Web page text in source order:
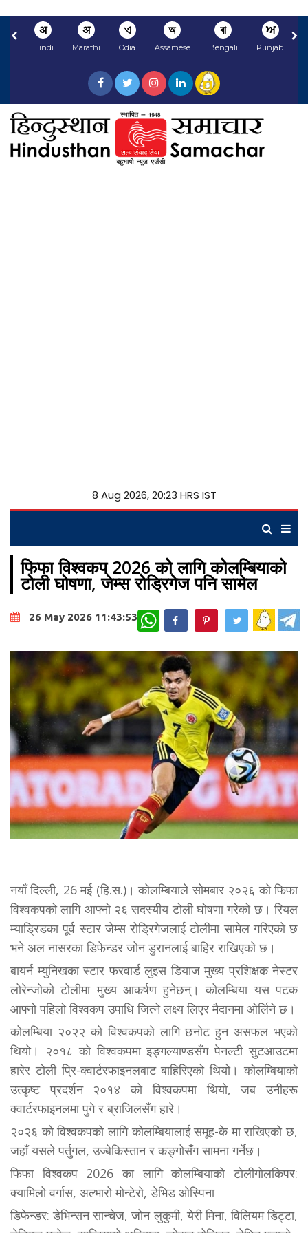
अ
Hindi
अ
Marathi
ଏ
Odia
অ
Assamese
বা
Bengali
ਅ
Punjabi
8 Aug 2026, 20:23 HRS IST
फिफा विश्वकप 2026 को लागि कोलम्बियाको
टोली घोषणा, जेम्स रोड्रिगेज पनि सामेल
26 May 2026 11:43:53 WhatsApp
नयाँ दिल्ली, 26 मई (हि.स.)। कोलम्बियाले सोमबार २०२६ को फिफा
विश्वकपको लागि आफ्नो २६ सदस्यीय टोली घोषणा गरेको छ। रियल
म्याड्रिडका पूर्व स्टार जेम्स रोड्रिगेजलाई टोलीमा सामेल गरिएको छ
भने अल नासरका डिफेन्डर जोन डुरानलाई बाहिर राखिएको छ।
बायर्न म्युनिखका स्टार फरवार्ड लुइस डियाज मुख्य प्रशिक्षक नेस्टर
लोरेन्जोको टोलीमा मुख्य आकर्षण हुनेछन्। कोलम्बिया यस पटक
आफ्नो पहिलो विश्वकप उपाधि जित्ने लक्ष्य लिएर मैदानमा ओर्लिने छ।
कोलम्बिया २०२२ को विश्वकपको लागि छनोट हुन असफल भएको
थियो। २०१८ को विश्वकपमा इङ्गल्याण्डसँग पेनल्टी सुटआउटमा
हारेर टोली प्रि-क्वार्टरफाइनलबाट बाहिरिएको थियो। कोलम्बियाको
उत्कृष्ट प्रदर्शन २०१४ को विश्वकपमा थियो, जब उनीहरू
क्वार्टरफाइनलमा पुगे र ब्राजिलसँग हारे।
२०२६ को विश्वकपको लागि कोलम्बियालाई समूह-के मा राखिएको छ,
जहाँ यसले पर्तुगल, उज्बेकिस्तान र कङ्गोसँग सामना गर्नेछ।
फिफा विश्वकप 2026 का लागि कोलम्बियाको टोलीगोलकिपर:
क्यामिलो वर्गास, अल्भारो मोन्टेरो, डेभिड ओस्पिना
डिफेन्डर: डेभिन्सन सान्चेज, जोन लुकुमी, येरी मिना, विलियम डिट्टा,